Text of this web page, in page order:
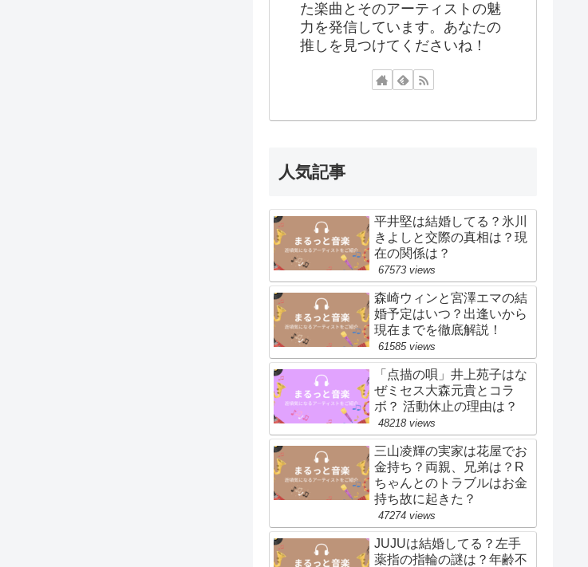
た楽曲とそのアーティストの魅
力を発信しています。あなたの
推しを見つけてくださいね！
人気記事
平井堅は結婚してる？氷川
きよしと交際の真相は？現
在の関係は？
67573 views
森崎ウィンと宮澤エマの結
婚予定はいつ？出逢いから
現在までを徹底解説！
61585 views
「点描の唄」井上苑子はな
ぜミセス大森元貴とコラ
ボ？ 活動休止の理由は？
48218 views
三山凌輝の実家は花屋でお
金持ち？両親、兄弟は？R
ちゃんとのトラブルはお金
持ち故に起きた？
47274 views
JUJUは結婚してる？左手
薬指の指輪の謎は？年齢不